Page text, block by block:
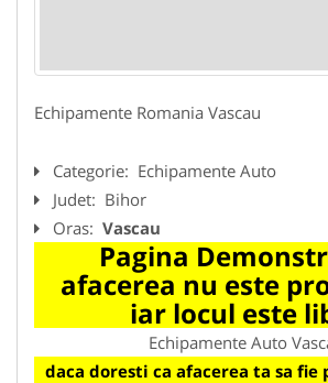
Echipamente Romania Vascau
Categorie: Echipamente Auto
Judet: Bihor
Oras: Vascau
Pagina
afacerea nu este
iar locul este
Echipamente Auto
daca doresti ca afacerea ta sa fie